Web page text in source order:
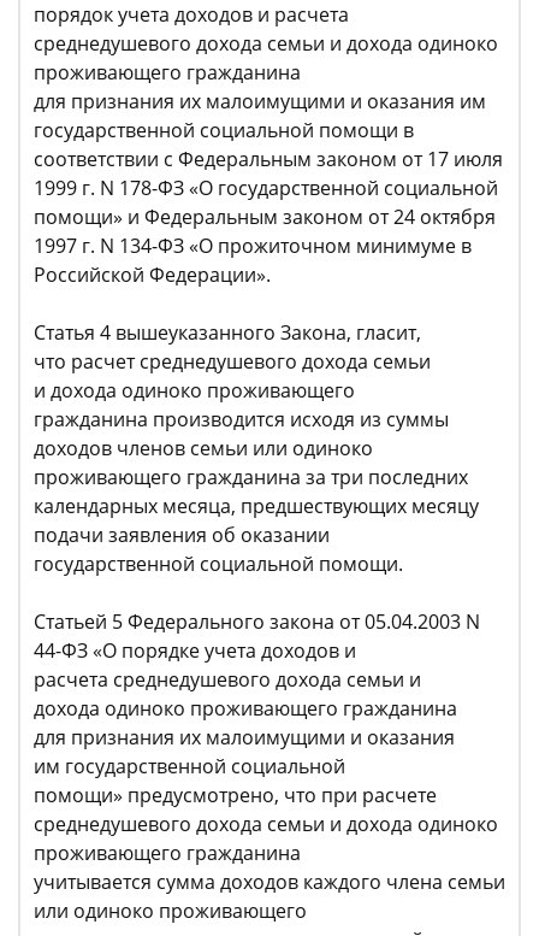
порядок учета доходов и расчета
среднедушевого дохода семьи и дохода одиноко
проживающего гражданина
для признания их малоимущими и оказания им
государственной социальной помощи в
соответствии с Федеральным законом от 17 июля
1999 г. N 178-ФЗ «О государственной социальной
помощи» и Федеральным законом от 24 октября
1997 г. N 134-ФЗ «О прожиточном минимуме в
Российской Федерации».
Статья 4 вышеуказанного Закона, гласит,
что расчет среднедушевого дохода семьи
и дохода одиноко проживающего
гражданина производится исходя из суммы
доходов членов семьи или одиноко
проживающего гражданина за три последних
календарных месяца, предшествующих месяцу
подачи заявления об оказании
государственной социальной помощи.
Статьей 5 Федерального закона от 05.04.2003 N
44-ФЗ «О порядке учета доходов и
расчета среднедушевого дохода семьи и
дохода одиноко проживающего гражданина
для признания их малоимущими и оказания
им государственной социальной
помощи» предусмотрено, что при расчете
среднедушевого дохода семьи и дохода одиноко
проживающего гражданина
учитывается сумма доходов каждого члена семьи
или одиноко проживающего